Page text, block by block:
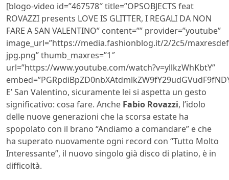
[blogo-video id=”467578″ title=”OPSOBJECTS feat
ROVAZZI presents LOVE IS GLITTER, I REGALI DA NON
FARE A SAN VALENTINO” content=”” provider=”youtube”
image_url=”https://media.fashionblog.it/2/2c5/
jpg.png” thumb_maxres=”1″
url=”https://www.youtube.com/watch?v=yllkzWhKbtY”
E’ San Valentino, sicuramente lei si aspetta un gesto
significativo: cosa fare. Anche Fabio Rovazzi, l’idolo
delle nuove generazioni che la scorsa estate ha
spopolato con il brano “Andiamo a comandare” e che
ha superato nuovamente ogni record con “Tutto Molto
Interessante”, il nuovo singolo già disco di platino, è in
difficoltà.